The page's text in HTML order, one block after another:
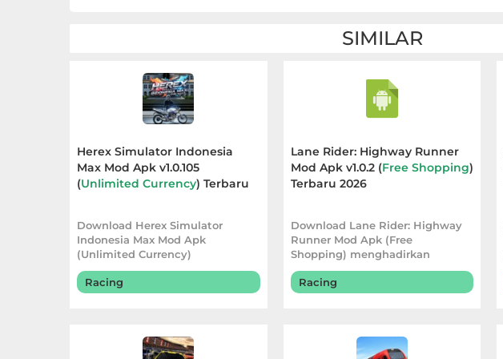
SIMILAR
Herex Simulator Indonesia
Max Mod Apk v1.0.105
(Unlimited Currency) Terbaru
Download Herex Simulator
Indonesia Max Mod Apk
(Unlimited Currency)
menghadirkan pengalaman
bermain
Racing
Lane Rider: Highway Runner
Mod Apk v1.0.2 (Free Shopping)
Terbaru 2026
Download Lane Rider: Highway
Runner Mod Apk (Free
Shopping) menghadirkan
pengalaman balapan yang leb
Racing